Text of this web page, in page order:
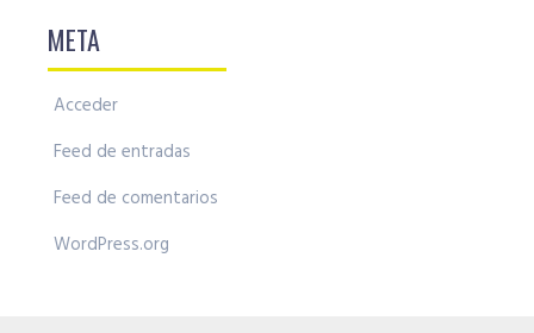
META
Acceder
Feed de entradas
Feed de comentarios
WordPress.org